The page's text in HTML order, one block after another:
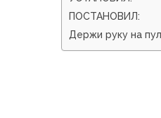
ПОСТАНОВИЛ:
Держи руку на